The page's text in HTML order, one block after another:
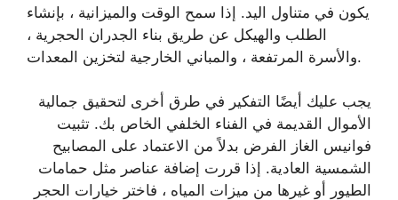
يكون في متناول اليد. إذا سمح الوقت والميزانية ، بإنشاء
الطلب والهيكل عن طريق بناء الجدران الحجرية ،
والأسرة المرتفعة ، والمباني الخارجية لتخزين المعدات.
يجب عليك أيضًا التفكير في طرق أخرى لتحقيق جمالية
الأموال القديمة في الفناء الخلفي الخاص بك. تثبيت
فوانيس الغاز الفرض بدلاً من الاعتماد على المصابيح
الشمسية العادية. إذا قررت إضافة عناصر مثل حمامات
الطيور أو غيرها من ميزات المياه ، فاختر خيارات الحجر